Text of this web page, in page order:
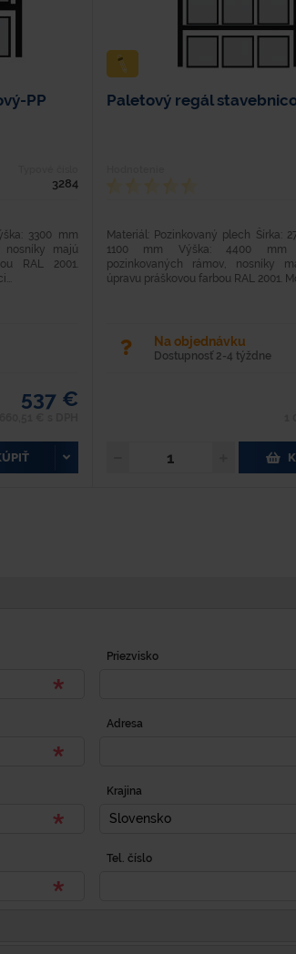
PP
3284
3300 mm
nosníky majú
RAL 2001.
537 €
Paletový regál
Materiál: Pozinkovaný plech Šírka:
1100 mm Výška: 4400 mm
pozinkovaných rámov, nosníky
úpravu práškovou farbou RAL 2001.
Na objednávku
Dostupnosť 2-4 týždne
Priezvisko
Adresa
Krajina
Slovensko
Tel. číslo